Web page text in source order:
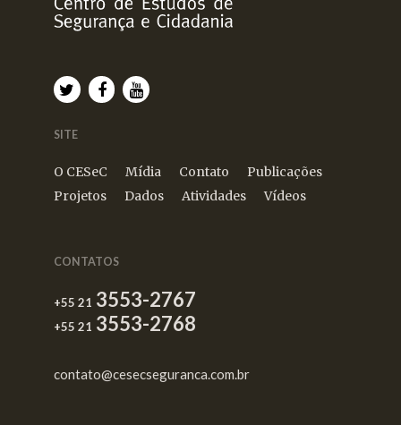
SITE
O CESeC Mídia Contato
Publicações
Projetos
Dados Atividades Vídeos
CONTATOS
+55 21 3553-2767
+55 21 3553-2768
contato@cesecseguranca.com.br